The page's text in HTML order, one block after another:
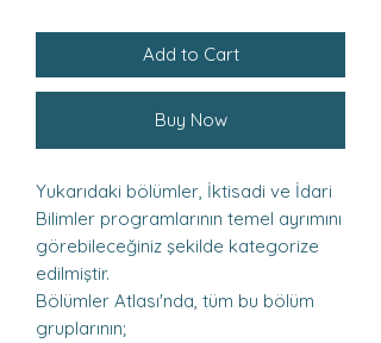
Add to Cart
Buy Now
Yukarıdaki bölümler, İktisadi ve İdari
Bilimler programlarının temel ayrımını
görebileceğiniz şekilde kategorize
edilmiştir.
Bölümler Atlası'nda, tüm bu bölüm
gruplarının;